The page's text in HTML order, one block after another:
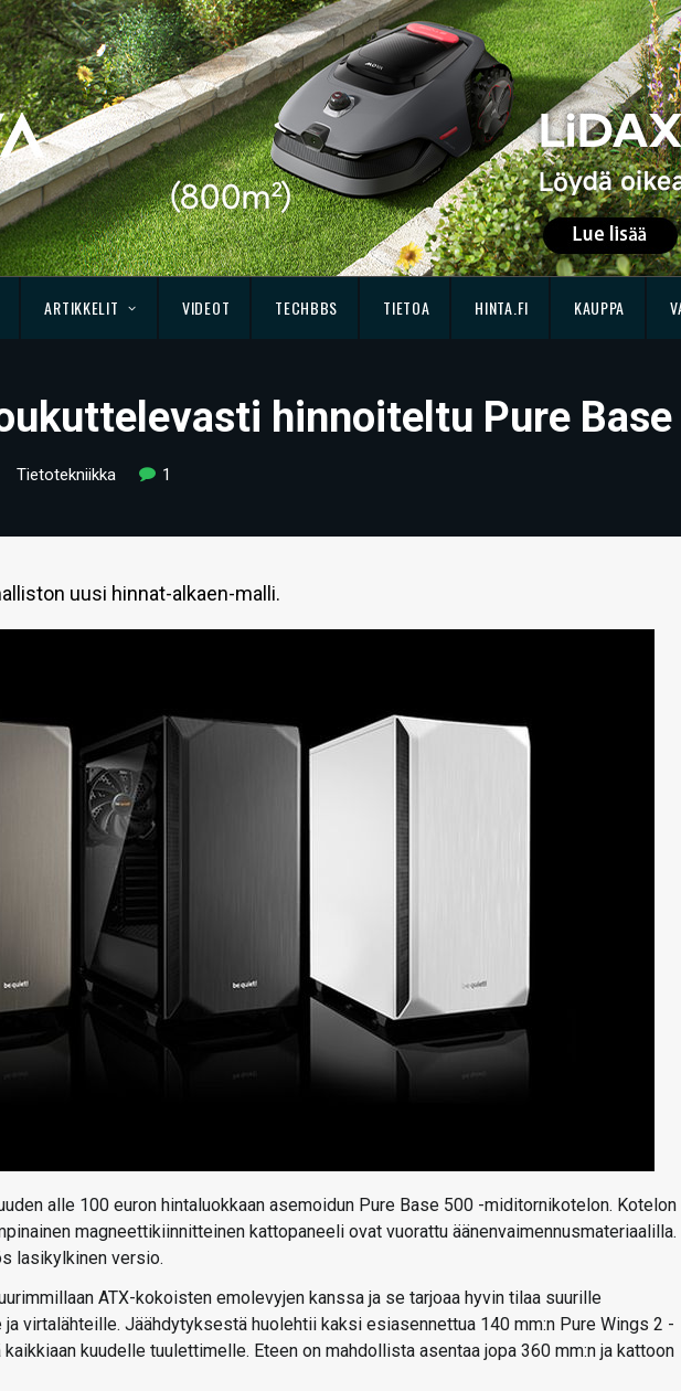
ARTIKKELIT VIDEOT TECHBBS TIETOA HINTA.FI KAUPPA
hinnoiteltu Pure
Tietotekniikka 1
uusi hinnat-alkaen-malli.
alle 100 euron hintaluokkaan asemoidun Pure Base 500 -miditornikotelon. Kotelon
magneettikiinnitteinen kattopaneeli ovat vuorattu äänenvaimennusmateriaalilla.
lasikylkinen versio.
ATX-kokoisten emolevyjen kanssa ja se tarjoaa hyvin tilaa suurille
virtalähteille. Jäähdytyksestä huolehtii kaksi esiasennettua 140 mm:n Pure Wings 2 -
kuudelle tuulettimelle. Eteen on mahdollista asentaa jopa 360 mm:n ja kattoon